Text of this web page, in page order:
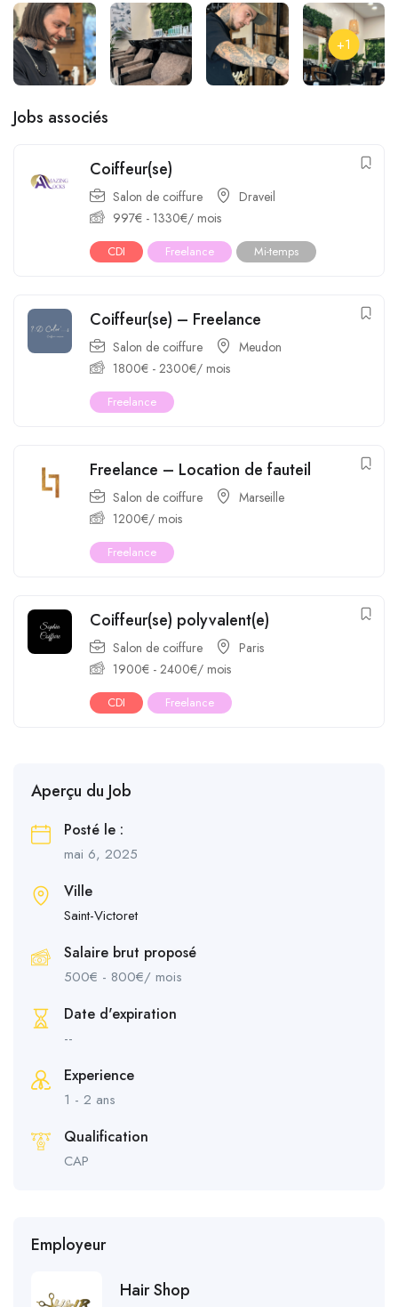
+1
Jobs associés
Coiffeur(se)
Salon de coiffure
Draveil
997€ - 1330€/ mois
CDI Freelance Mi-temps
Coiffeur(se) – Freelance
Salon de coiffure
Meudon
1800€ - 2300€/ mois
Freelance
Freelance – Location de fauteil
Salon de coiffure
Marseille
1200€/ mois
Freelance
Coiffeur(se) polyvalent(e)
Salon de coiffure
Paris
1900€ - 2400€/ mois
CDI Freelance
Aperçu du Job
Posté le :
mai 6, 2025
Ville
Saint-Victoret
Salaire brut proposé
500€ - 800€/ mois
Date d'expiration
--
Experience
1 - 2 ans
Qualification
CAP
Employeur
Hair Shop